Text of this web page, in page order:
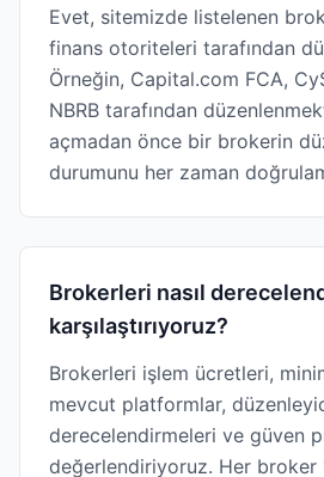
Evet, sitemizde listelenen
finans otoriteleri tarafından
Örneğin, Capital.com FCA,
NBRB tarafından
açmadan önce bir brokerin
durumunu her zaman
Brokerleri nasıl
karşılaştırıyoruz?
Brokerleri işlem ücretleri,
mevcut platformlar,
derecelendirmeleri ve güven
değerlendiriyoruz. Her broker